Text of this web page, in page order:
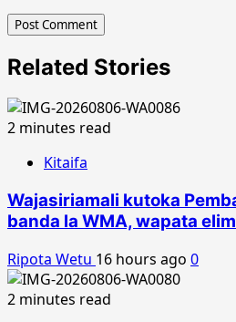
Related Stories
2 minutes read
Kitaifa
Wajasiriamali kutoka
banda la WMA, wapata
Ripota Wetu 16 hours ago 0
2 minutes read